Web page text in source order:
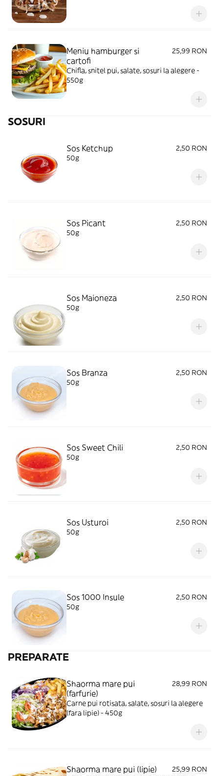
Meniu hamburger si
cartofi
25,99 RON
Chifla, snitel pui, salate, sosuri la alegere -
550g
SOSURI
Sos Ketchup
2,50 RON
50g
Sos Picant
2,50 RON
50g
Sos Maioneza
2,50 RON
50g
Sos Branza
2,50 RON
50g
Sos Sweet Chili
2,50 RON
50g
Sos Usturoi
2,50 RON
50g
Sos 1000 Insule
2,50 RON
50g
PREPARATE
Shaorma mare pui
(farfurie)
28,99 RON
Carne pui rotisata, salate, sosuri la alegere
(fara lipie) - 450g
Shaorma mare pui (lipie)
25,99 RON